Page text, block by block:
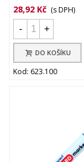
28,92 Kč (s DPH)
-
+
DO KOŠÍKU
Kod: 623.100